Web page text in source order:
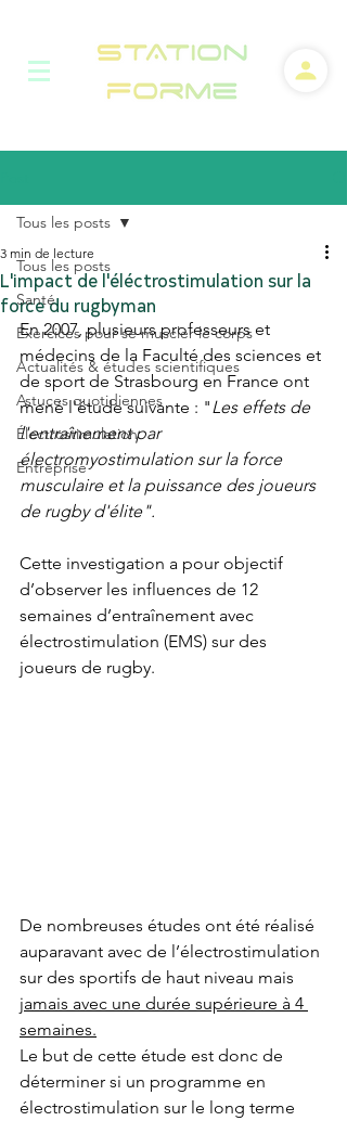
Tous les posts
Santé
Exercices pour se muscler le corps
Actualités & études scientifiques
Astuces quotidiennes
Électrostimulation
Entreprise
Tous les posts
L'impact de l'éléctrostimulation sur la
force du rugbyman
3 min de lecture
En 2007, plusieurs professeurs et
médecins de la Faculté des sciences et
de sport de Strasbourg en France ont
mené l'étude suivante : "Les effets de
l'entraînement par
électromyostimulation sur la force
musculaire et la puissance des joueurs
de rugby d'élite".
Cette investigation a pour objectif
d’observer les influences de 12
semaines d’entraînement avec
électrostimulation (EMS) sur des
joueurs de rugby.
De nombreuses études ont été réalisé
auparavant avec de l’électrostimulation
sur des sportifs de haut niveau mais
jamais avec une durée supérieure à 4
semaines.
Le but de cette étude est donc de
déterminer si un programme en
électrostimulation sur le long terme